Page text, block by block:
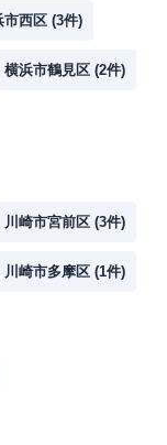
市西区 (3件)
横浜市鶴見区 (2件)
川崎市宮前区 (3件)
川崎市多摩区 (1件)